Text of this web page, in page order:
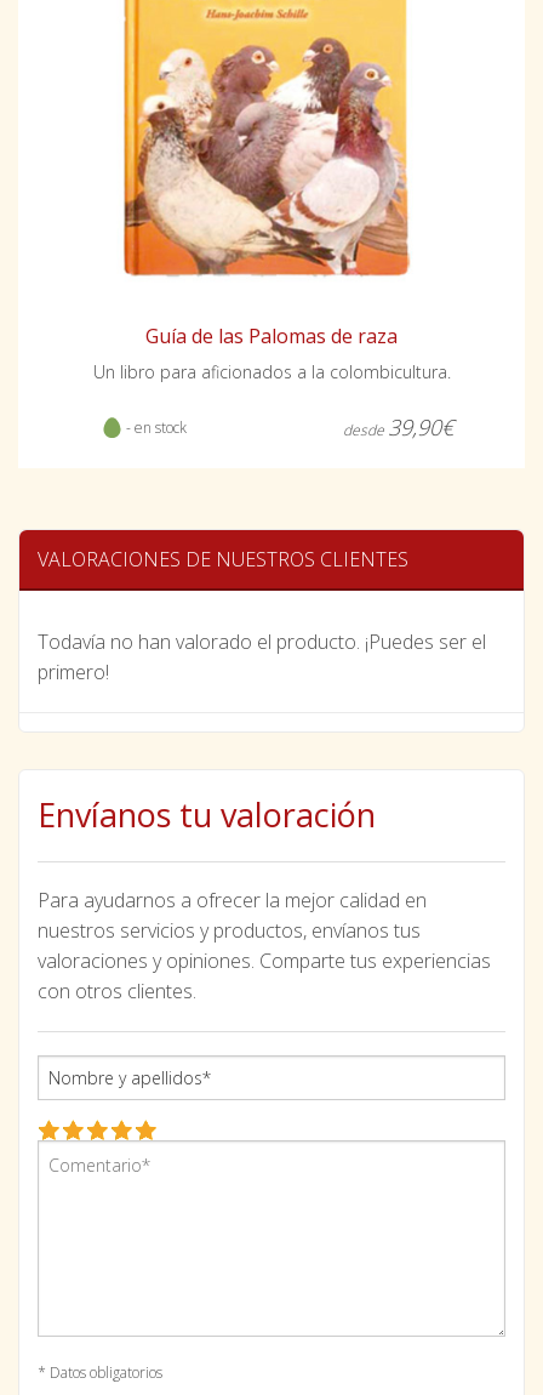
Guía de las Palomas de raza
Un libro para aficionados a la colombicultura.
- en stock desde 39,90€
VALORACIONES DE NUESTROS CLIENTES
Todavía no han valorado el producto. ¡Puedes ser el
primero!
Envíanos tu valoración
Para ayudarnos a ofrecer la mejor calidad en
nuestros servicios y productos, envíanos tus
valoraciones y opiniones. Comparte tus experiencias
con otros clientes.
* Datos obligatorios